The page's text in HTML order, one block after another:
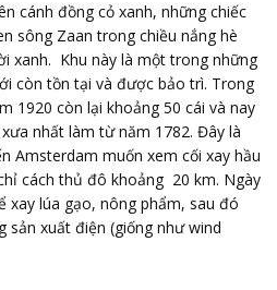
cánh đồng cỏ xanh, những chiếc
sông Zaan trong chiều nắng hè
xanh. Khu này là một trong những
còn tồn tại và được bảo trì. Trong
1920 còn lại khoảng 50 cái và nay
nhất làm từ năm 1782. Đây là
Amsterdam muốn xem cối xay hầu
cách thủ đô khoảng 20 km. Ngày
xay lúa gạo, nông phẩm, sau đó
sản xuất điện (giống như wind